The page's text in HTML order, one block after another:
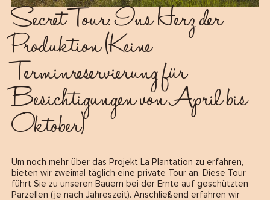
Secret Tour: Ins Herz der
Produktion (Keine
Terminreservierung für
Besichtigungen von April bis
Oktober)
Um noch mehr über das Projekt La Plantation zu erfahren,
bieten wir zweimal täglich eine private Tour an. Diese Tour
führt Sie zu unseren Bauern bei der Ernte auf geschützten
Parzellen (je nach Jahreszeit). Anschließend erfahren wir